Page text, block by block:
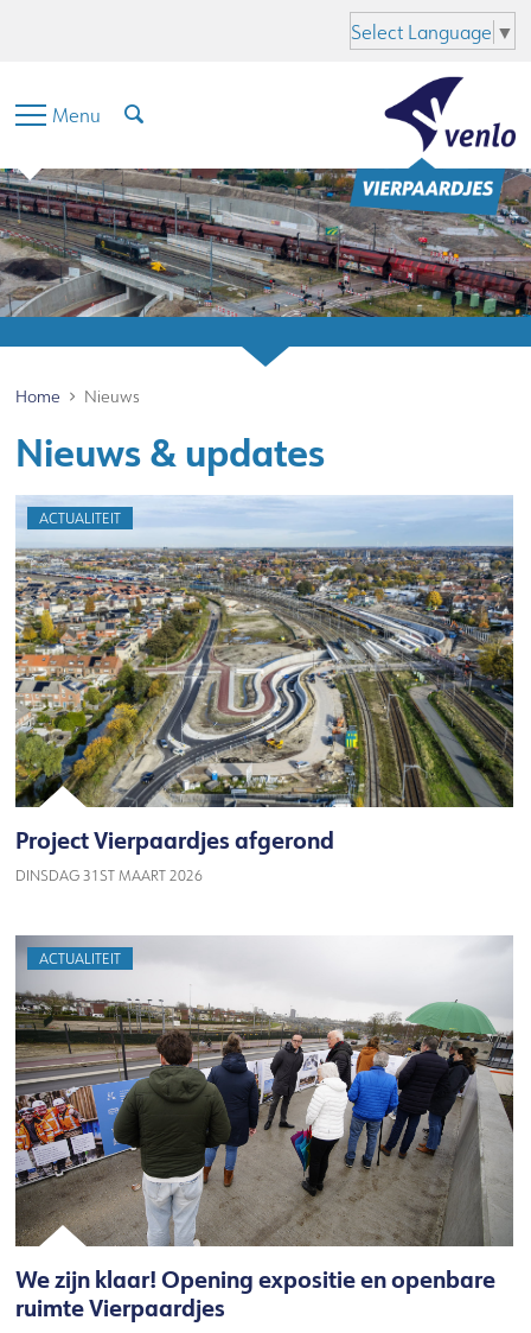
Select Language ▼
Menu
Home Nieuws
Nieuws & updates
Project Vierpaardjes afgerond
ACTUALITEIT
DINSDAG 31ST MAART 2026
We zijn klaar! Opening expositie en openbare
ruimte Vierpaardjes
ACTUALITEIT